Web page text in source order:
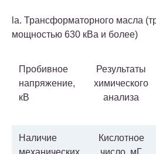
la. Трансформаторного масла
мощностью 630 кВа и более)
Пробивное
напряжение,
кВ
Результаты
химического
анализа
Наличие
Кислотное